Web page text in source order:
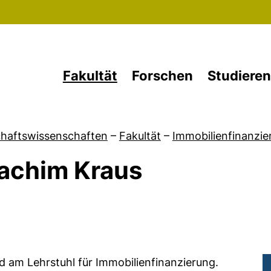
Fakultät Forschen Studieren
– Fakultät –
Team
Kraus
Lehrstuhl für Immobilienfinanzierung.